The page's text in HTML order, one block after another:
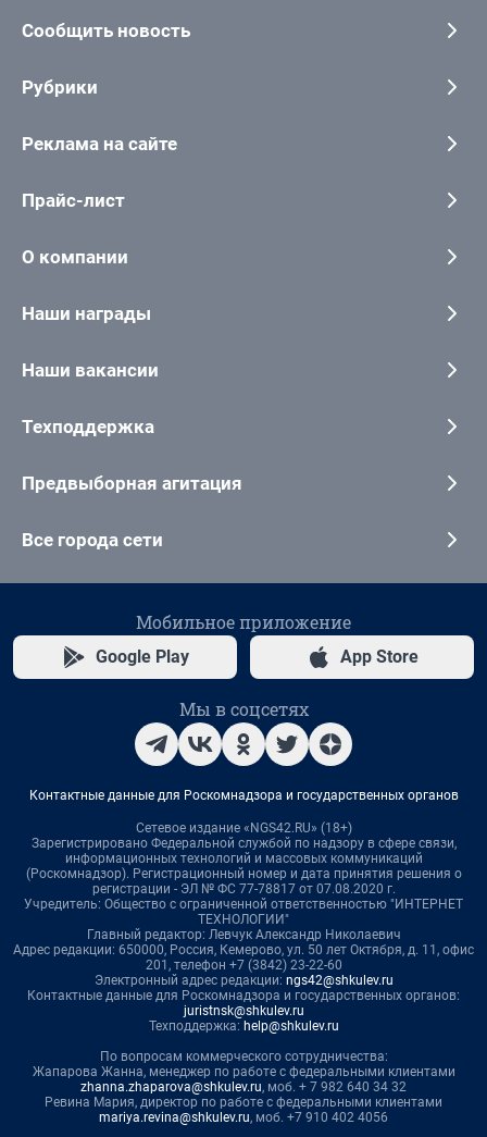
Сообщить новость
Рубрики
Реклама на сайте
Прайс-лист
О компании
Наши награды
Наши вакансии
Техподдержка
Предвыборная агитация
Все города сети
Мобильное приложение
Google Play App Store
Мы в соцсетях
Контактные данные для Роскомнадзора и государственных органов
Сетевое издание «NGS42.RU» (18+)
Зарегистрировано Федеральной службой по надзору в сфере связи,
информационных технологий и массовых коммуникаций
(Роскомнадзор). Регистрационный номер и дата принятия решения о
регистрации - ЭЛ № ФС 77-78817 от 07.08.2020 г.
Учредитель: Общество с ограниченной ответственностью "ИНТЕРНЕТ
ТЕХНОЛОГИИ"
Главный редактор: Левчук Александр Николаевич
Адрес редакции: 650000, Россия, Кемерово, ул. 50 лет Октября, д. 11, офис
201, телефон +7 (3842) 23-22-60
Электронный адрес редакции: ngs42@shkulev.ru
Контактные данные для Роскомнадзора и государственных органов:
juristnsk@shkulev.ru
Техподдержка: help@shkulev.ru
По вопросам коммерческого сотрудничества:
Жапарова Жанна, менеджер по работе с федеральными клиентами
zhanna.zhaparova@shkulev.ru, моб. + 7 982 640 34 32
Ревина Мария, директор по работе с федеральными клиентами
mariya.revina@shkulev.ru, моб. +7 910 402 4056